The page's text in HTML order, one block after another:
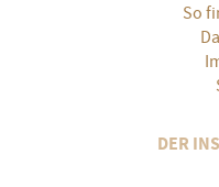
So
DER